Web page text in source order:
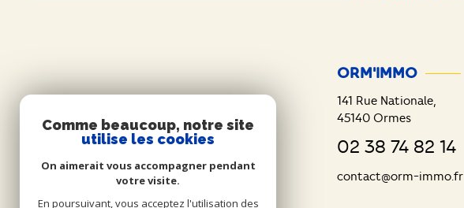
ORM'IMMO
141 Rue Nationale,
45140 Ormes
02 38 74 82 14
contact@orm-immo.fr
Comme beaucoup, notre site
utilise les cookies
On aimerait vous accompagner pendant
votre visite.
En poursuivant, vous acceptez l'utilisation des